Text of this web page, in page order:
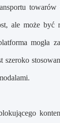
ale może być
mogła